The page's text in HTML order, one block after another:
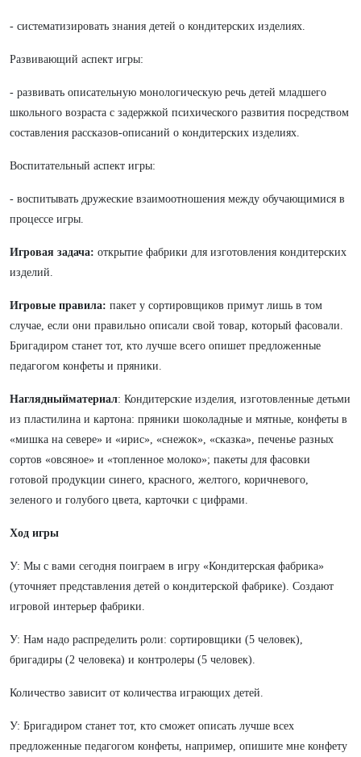
- систематизировать знания детей о кондитерских изделиях.
Развивающий аспект игры:
- развивать описательную монологическую речь детей младшего
школьного возраста с задержкой психического развития посредством
составления рассказов-описаний о кондитерских изделиях.
Воспитательный аспект игры:
- воспитывать дружеские взаимоотношения между обучающимися в
процессе игры.
Игровая задача: открытие фабрики для изготовления кондитерских
изделий.
Игровые правила: пакет у сортировщиков примут лишь в том
случае, если они правильно описали свой товар, который фасовали.
Бригадиром станет тот, кто лучше всего опишет предложенные
педагогом конфеты и пряники.
Наглядныйматериал: Кондитерские изделия, изготовленные детьми
из пластилина и картона: пряники шоколадные и мятные, конфеты в
«мишка на севере» и «ирис», «снежок», «сказка», печенье разных
сортов «овсяное» и «топленное молоко»; пакеты для фасовки
готовой продукции синего, красного, желтого, коричневого,
зеленого и голубого цвета, карточки с цифрами.
Ход игры
У: Мы с вами сегодня поиграем в игру «Кондитерская фабрика»
(уточняет представления детей о кондитерской фабрике). Создают
игровой интерьер фабрики.
У: Нам надо распределить роли: сортировщики (5 человек),
бригадиры (2 человека) и контролеры (5 человек).
Количество зависит от количества играющих детей.
У: Бригадиром станет тот, кто сможет описать лучше всех
предложенные педагогом конфеты, например, опишите мне конфету